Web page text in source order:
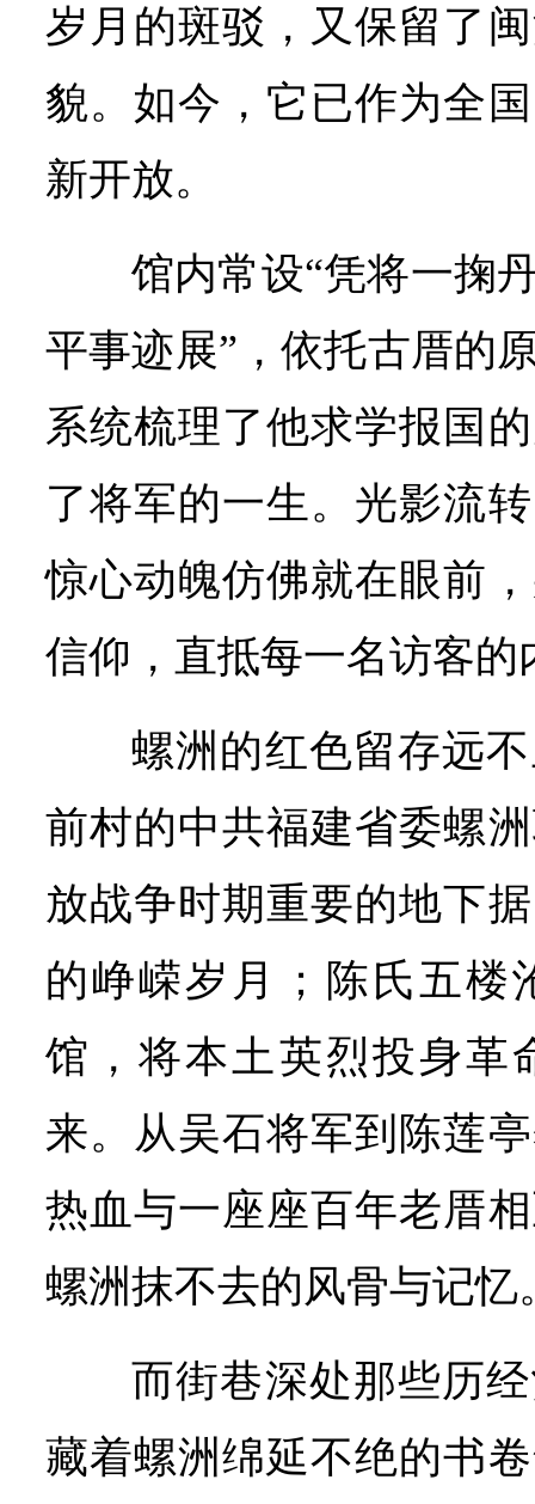
岁月的斑驳，又保留了
貌。如今，它已作为全
新开放。
馆内常设“凭将一
平事迹展”，依托古厝的
系统梳理了他求学报国
了将军的一生。光影流
惊心动魄仿佛就在眼前
信仰，直抵每一名访客的
螺洲的红色留存远
前村的中共福建省委螺
放战争时期重要的地下
的峥嵘岁月；陈氏五楼
馆，将本土英烈投身革
来。从吴石将军到陈莲
热血与一座座百年老厝
螺洲抹不去的风骨与记忆
而街巷深处那些历
藏着螺洲绵延不绝的书